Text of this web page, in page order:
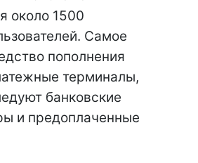
около 1500
Самое
пополнения
терминалы,
банковские
и предоплаченные